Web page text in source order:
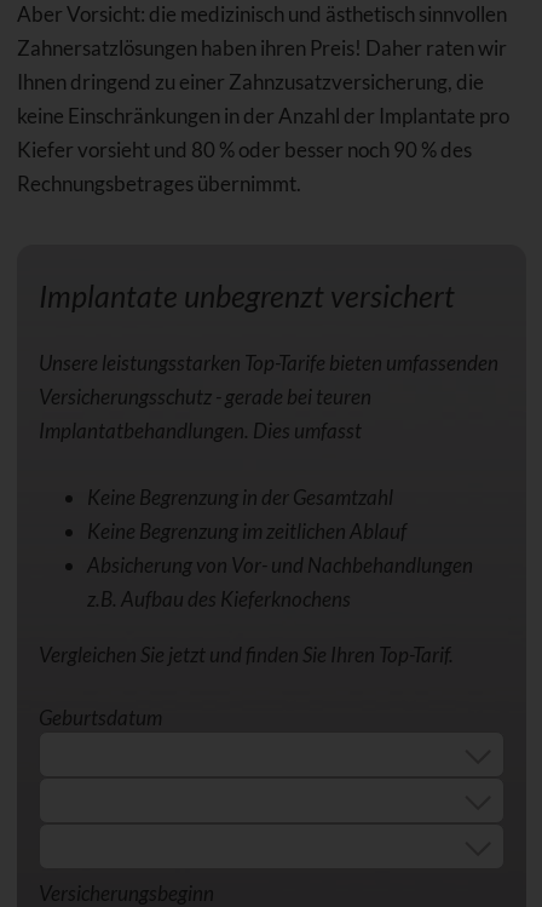
Aber Vorsicht: die medizinisch und ästhetisch sinnvollen
Zahnersatzlösungen haben ihren Preis! Daher raten wir
Ihnen dringend zu einer Zahnzusatzversicherung, die
keine Einschränkungen in der Anzahl der Implantate pro
Kiefer vorsieht und 80 % oder besser noch 90 % des
Rechnungsbetrages übernimmt.
Implantate unbegrenzt versichert
Unsere leistungsstarken Top-Tarife bieten umfassenden
Versicherungsschutz - gerade bei teuren
Implantatbehandlungen. Dies umfasst
Keine Begrenzung in der Gesamtzahl
Keine Begrenzung im zeitlichen Ablauf
Absicherung von Vor- und Nachbehandlungen
z.B. Aufbau des Kieferknochens
Vergleichen Sie jetzt und finden Sie Ihren Top-Tarif.
Geburtsdatum
Versicherungsbeginn